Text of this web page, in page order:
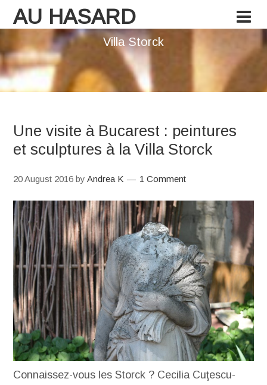
AU HASARD
Villa Storck
Une visite à Bucarest : peintures
et sculptures à la Villa Storck
20 August 2016 byAndrea K 1 Comment
Connaissez-vous les Storck ? Cecilia Cuţescu-